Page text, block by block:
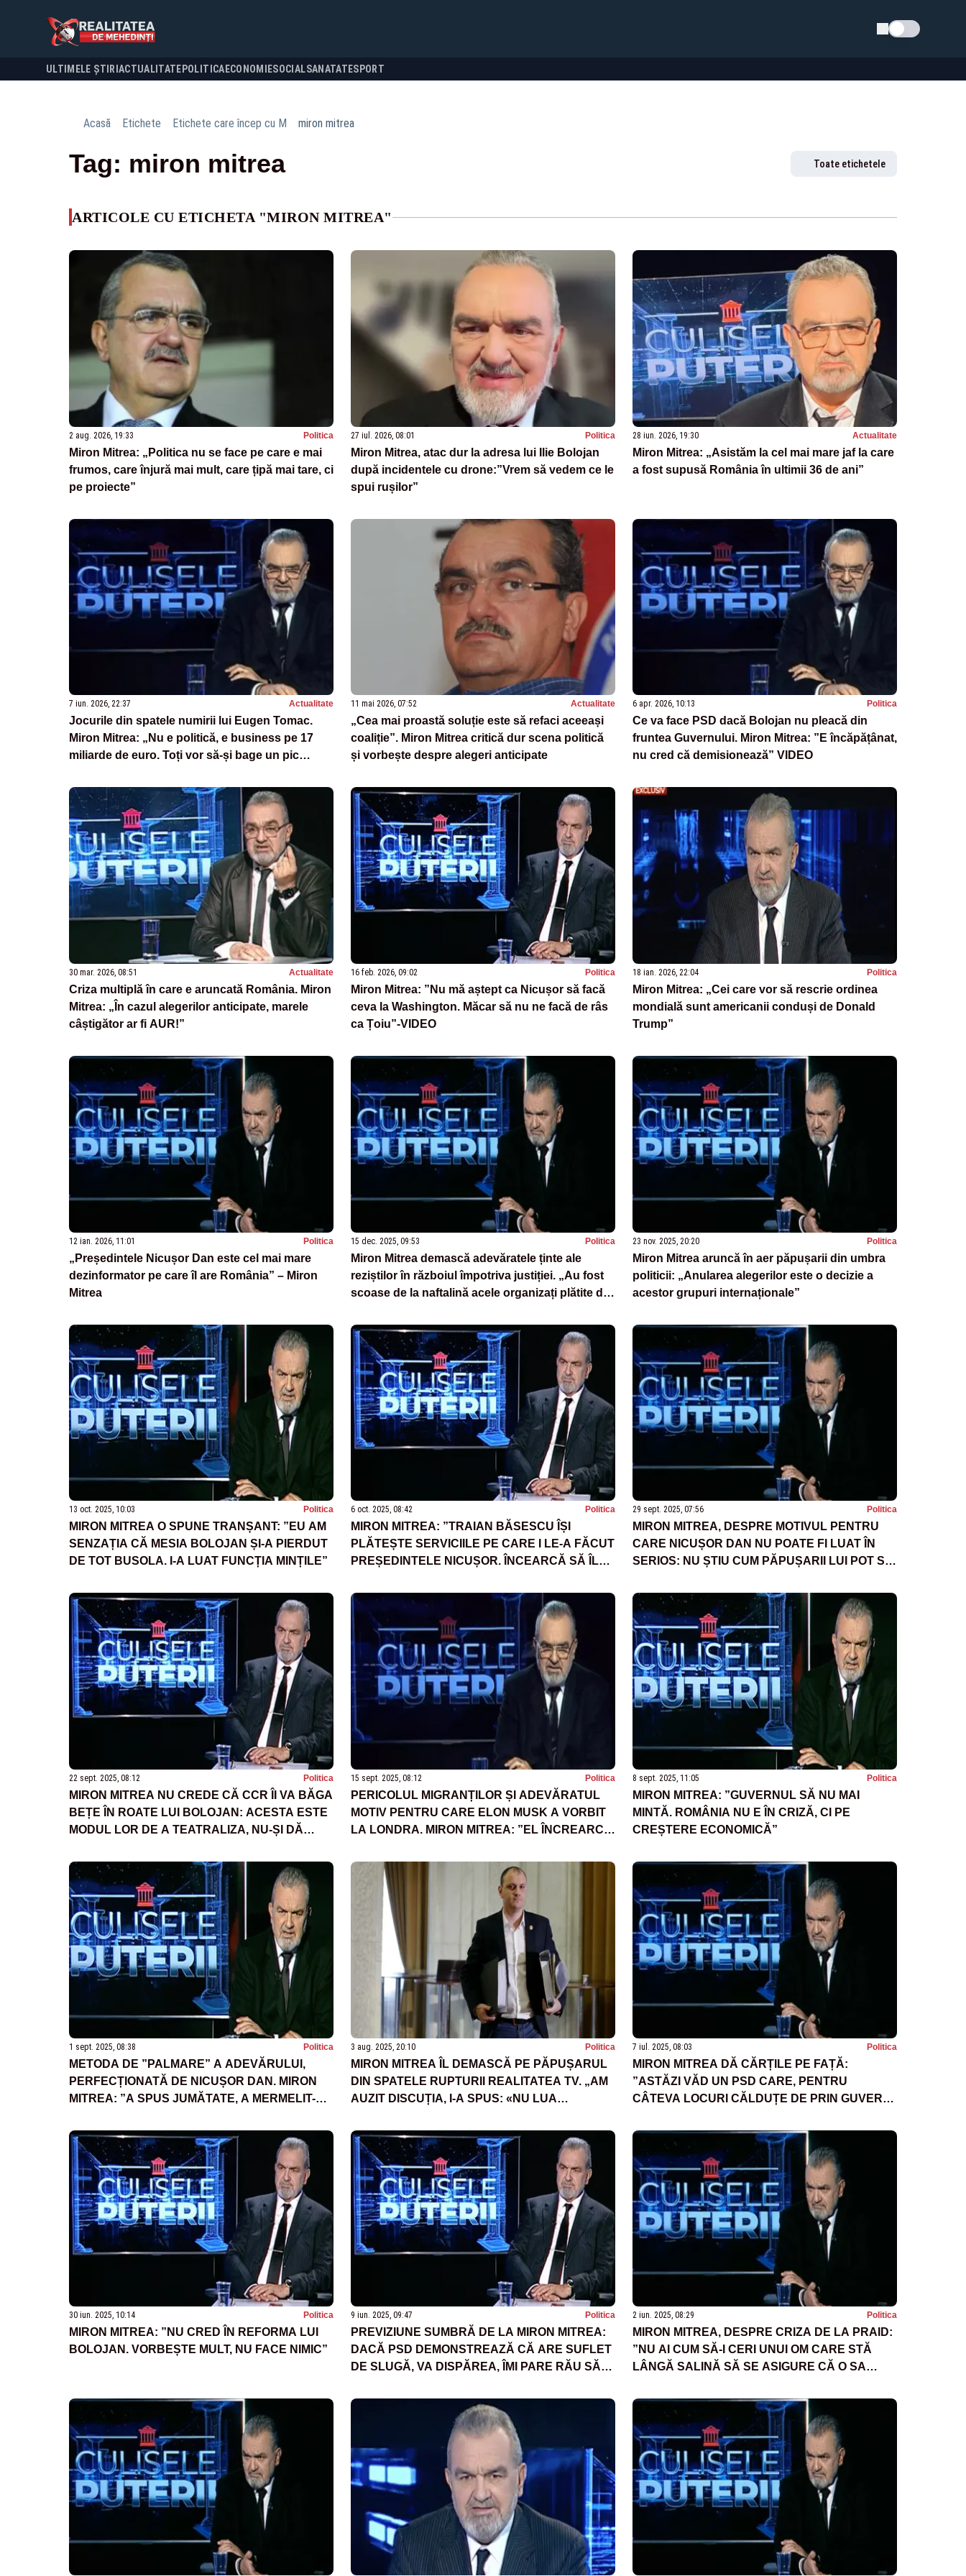
Schimba tema
ULTIMELE ȘTIRI ACTUALITATE POLITICA ECONOMIESOCIALSANATATESPORT
Acasă Etichete Etichete care încep cu M miron mitrea
Tag: miron mitrea Toate etichetele
ARTICOLE CU ETICHETA "MIRON MITREA"
2 aug. 2026, 19:33 Politica
Miron Mitrea: „Politica nu se face pe care e mai
frumos, care înjură mai mult, care țipă mai tare, ci
pe proiecte”
27 iul. 2026, 08:01 Politica
Miron Mitrea, atac dur la adresa lui Ilie Bolojan
după incidentele cu drone:”Vrem să vedem ce le
spui rușilor”
28 iun. 2026, 19:30 Actualitate
Miron Mitrea: „Asistăm la cel mai mare jaf la care
a fost supusă România în ultimii 36 de ani”
7 iun. 2026, 22:37 Actualitate
Jocurile din spatele numirii lui Eugen Tomac.
Miron Mitrea: „Nu e politică, e business pe 17
miliarde de euro. Toți vor să-și bage un pic
11 mai 2026, 07:52 Actualitate
„Cea mai proastă soluție este să refaci aceeași
coaliție”. Miron Mitrea critică dur scena politică
și vorbește despre alegeri anticipate
6 apr. 2026, 10:13 Politica
Ce va face PSD dacă Bolojan nu pleacă din
fruntea Guvernului. Miron Mitrea: ”E încăpățânat,
nu cred că demisionează” VIDEO
30 mar. 2026, 08:51 Actualitate
Criza multiplă în care e aruncată România. Miron
Mitrea: „În cazul alegerilor anticipate, marele
câștigător ar fi AUR!”
16 feb. 2026, 09:02 Politica
Miron Mitrea: ”Nu mă aștept ca Nicușor să facă
ceva la Washington. Măcar să nu ne facă de râs
ca Țoiu”-VIDEO
18 ian. 2026, 22:04 Politica
Miron Mitrea: „Cei care vor să rescrie ordinea
mondială sunt americanii conduși de Donald
Trump”
12 ian. 2026, 11:01 Politica
„Președintele Nicușor Dan este cel mai mare
dezinformator pe care îl are România” – Miron
Mitrea
15 dec. 2025, 09:53 Politica
Miron Mitrea demască adevăratele ținte ale
reziștilor în războiul împotriva justiției. „Au fost
scoase de la naftalină acele organizați plătite de
23 nov. 2025, 20:20 Politica
Miron Mitrea aruncă în aer păpușarii din umbra
politicii: „Anularea alegerilor este o decizie a
acestor grupuri internaționale”
13 oct. 2025, 10:03 Politica
MIRON MITREA O SPUNE TRANȘANT: ”EU AM
SENZAȚIA CĂ MESIA BOLOJAN ȘI-A PIERDUT
DE TOT BUSOLA. I-A LUAT FUNCȚIA MINȚILE”
6 oct. 2025, 08:42 Politica
MIRON MITREA: ”TRAIAN BĂSESCU ÎȘI
PLĂTEȘTE SERVICIILE PE CARE I LE-A FĂCUT
PREȘEDINTELE NICUȘOR. ÎNCEARCĂ SĂ ÎL
29 sept. 2025, 07:56 Politica
MIRON MITREA, DESPRE MOTIVUL PENTRU
CARE NICUȘOR DAN NU POATE FI LUAT ÎN
SERIOS: NU ȘTIU CUM PĂPUȘARII LUI POT SĂ-
22 sept. 2025, 08:12 Politica
MIRON MITREA NU CREDE CĂ CCR ÎI VA BĂGA
BEȚE ÎN ROATE LUI BOLOJAN: ACESTA ESTE
MODUL LOR DE A TEATRALIZA, NU-ȘI DĂ
15 sept. 2025, 08:12 Politica
PERICOLUL MIGRANȚILOR ȘI ADEVĂRATUL
MOTIV PENTRU CARE ELON MUSK A VORBIT
LA LONDRA. MIRON MITREA: ”EL ÎNCREARCĂ
PROBLEMĂ”
8 sept. 2025, 11:05 Politica
MIRON MITREA: ”GUVERNUL SĂ NU MAI
MINTĂ. ROMÂNIA NU E ÎN CRIZĂ, CI PE
CREȘTERE ECONOMICĂ”
1 sept. 2025, 08:38 Politica
METODA DE ”PALMARE” A ADEVĂRULUI,
PERFECȚIONATĂ DE NICUȘOR DAN. MIRON
MITREA: ”A SPUS JUMĂTATE, A MERMELIT-O,
3 aug. 2025, 20:10 Politica
MIRON MITREA ÎL DEMASCĂ PE PĂPUȘARUL
DIN SPATELE RUPTURII REALITATEA TV. „AM
AUZIT DISCUȚIA, I-A SPUS: «NU LUA
AVEM ALTĂ STRATEGIE CU EA»”
7 iul. 2025, 08:03 Politica
MIRON MITREA DĂ CĂRȚILE PE FAȚĂ:
”ASTĂZI VĂD UN PSD CARE, PENTRU
CÂTEVA LOCURI CĂLDUȚE DE PRIN GUVERN,
30 iun. 2025, 10:14 Politica
MIRON MITREA: ”NU CRED ÎN REFORMA LUI
BOLOJAN. VORBEȘTE MULT, NU FACE NIMIC”
9 iun. 2025, 09:47 Politica
PREVIZIUNE SUMBRĂ DE LA MIRON MITREA:
DACĂ PSD DEMONSTREAZĂ CĂ ARE SUFLET
DE SLUGĂ, VA DISPĂREA, ÎMI PARE RĂU SĂ
2 iun. 2025, 08:29 Politica
MIRON MITREA, DESPRE CRIZA DE LA PRAID:
”NU AI CUM SĂ-I CERI UNUI OM CARE STĂ
LÂNGĂ SALINĂ SĂ SE ASIGURE CĂ O SA